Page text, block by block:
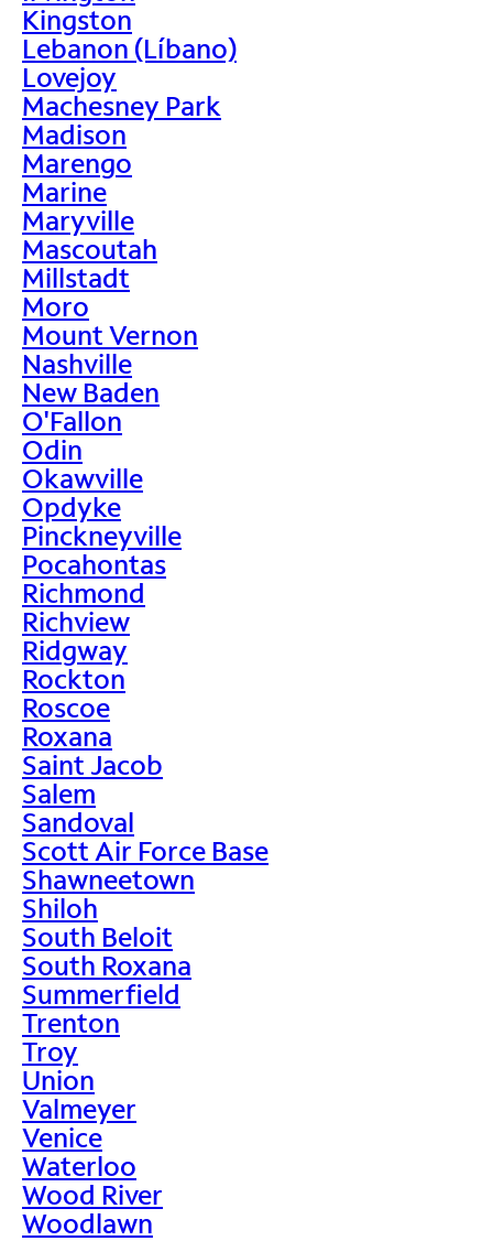
Kingston
Lebanon (Líbano)
Lovejoy
Machesney Park
Madison
Marengo
Marine
Maryville
Mascoutah
Millstadt
Moro
Mount Vernon
Nashville
New Baden
O'Fallon
Odin
Okawville
Opdyke
Pinckneyville
Pocahontas
Richmond
Richview
Ridgway
Rockton
Roscoe
Roxana
Saint Jacob
Salem
Sandoval
Scott Air Force Base
Shawneetown
Shiloh
South Beloit
South Roxana
Summerfield
Trenton
Troy
Union
Valmeyer
Venice
Waterloo
Wood River
Woodlawn